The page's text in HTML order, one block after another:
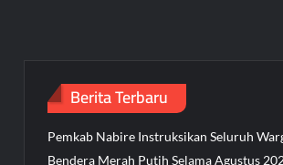
Berita Terbaru
Pemkab Nabire Instruksikan Seluruh
Bendera Merah Putih Selama Agustus